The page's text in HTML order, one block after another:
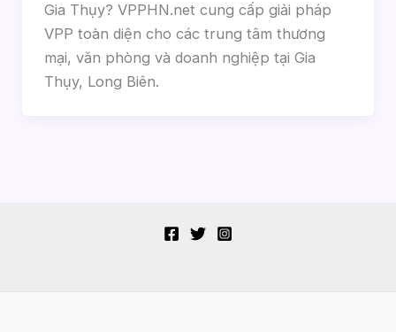
Gia Thụy? VPPHN.net cung cấp giải pháp
VPP toàn diện cho các trung tâm thương
mại, văn phòng và doanh nghiệp tại Gia
Thụy, Long Biên.